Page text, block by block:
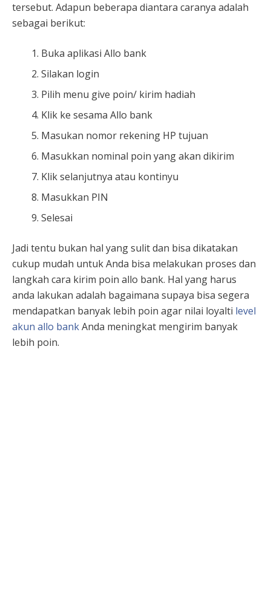
tersebut. Adapun beberapa diantara caranya adalah
sebagai berikut:
Buka aplikasi Allo bank
Silakan login
Pilih menu give poin/ kirim hadiah
Klik ke sesama Allo bank
Masukan nomor rekening HP tujuan
Masukkan nominal poin yang akan dikirim
Klik selanjutnya atau kontinyu
Masukkan PIN
Selesai
Jadi tentu bukan hal yang sulit dan bisa dikatakan
cukup mudah untuk Anda bisa melakukan proses dan
langkah cara kirim poin allo bank. Hal yang harus
anda lakukan adalah bagaimana supaya bisa segera
mendapatkan banyak lebih poin agar nilai loyalti level
akun allo bankAnda meningkat mengirim banyak
lebih poin.